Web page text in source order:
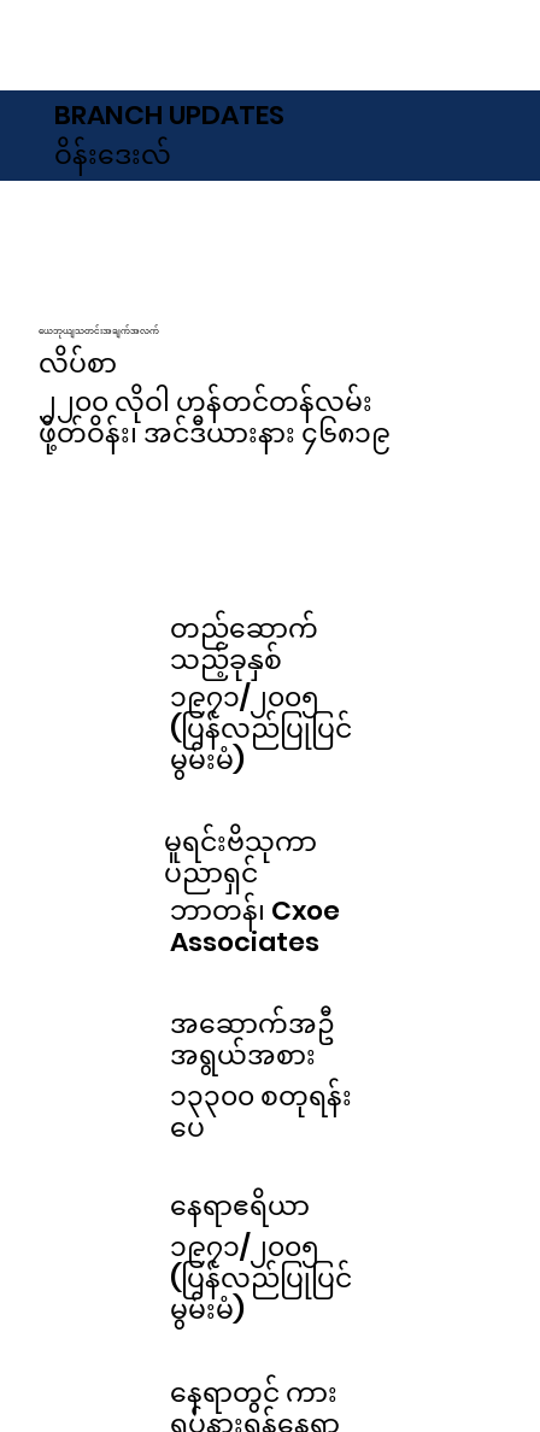
BRANCH UPDATES
ဝိန်းဒေးလ်
ယေဘုယျသတင်းအချက်အလက်
လိပ်စာ
၂၂၀၀ လိုဝါ ဟန်တင်တန်လမ်း
ဖို့တ်ဝိန်း၊ အင်ဒီယားနား ၄၆၈၁၉
တည်ဆောက်
သည့်ခုနှစ်
၁၉၇၁/၂၀၀၅
(ပြန်လည်ပြုပြင်
မွမ်းမံ)
မူရင်းဗိသုကာ
ပညာရှင်
ဘာတန်၊ Cxoe
Associates
အဆောက်အဦ
အရွယ်အစား
၁၃၃၀၀ စတုရန်း
ပေ
နေရာဧရိယာ
၁၉၇၁/၂၀၀၅
(ပြန်လည်ပြုပြင်
မွမ်းမံ)
နေရာတွင် ကား
ရပ်နားရန်နေရာ